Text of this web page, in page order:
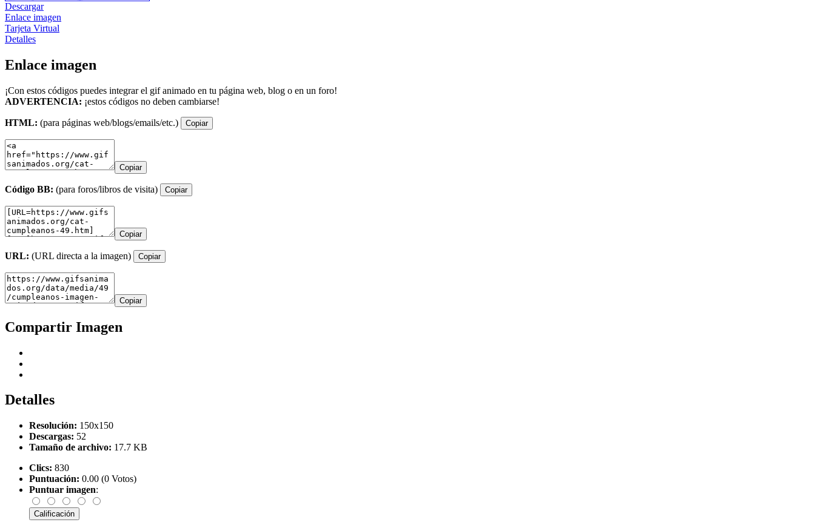
Descargar
Enlace imagen
Tarjeta Virtual
Detalles
Enlace imagen
¡Con estos códigos puedes integrar el gif animado en tu página web, blog o en un foro!
ADVERTENCIA: ¡estos códigos no deben cambiarse!
HTML: (para páginas web/blogs/emails/etc.) Copiar
Copiar
Código BB: (para foros/libros de visita) Copiar
Copiar
URL: (URL directa a la imagen) Copiar
Copiar
Compartir Imagen
Detalles
Resolución: 150x150
Descargas: 52
Tamaño de archivo: 17.7 KB
Clics: 830
Puntuación: 0.00 (0 Votos)
Puntuar imagen: